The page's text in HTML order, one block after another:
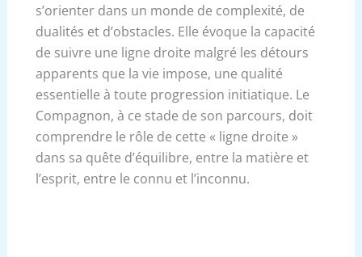
s’orienter dans un monde de complexité, de
dualités et d’obstacles. Elle évoque la capacité
de suivre une ligne droite malgré les détours
apparents que la vie impose, une qualité
essentielle à toute progression initiatique. Le
Compagnon, à ce stade de son parcours, doit
comprendre le rôle de cette « ligne droite »
dans sa quête d’équilibre, entre la matière et
l’esprit, entre le connu et l’inconnu.